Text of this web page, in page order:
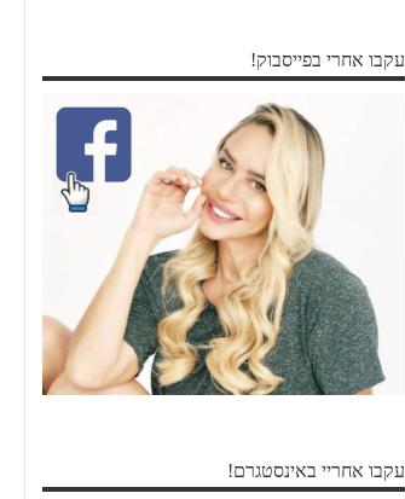
עקבו אחרי בפייסבוק!
עקבו אחריי באינסטגרם!